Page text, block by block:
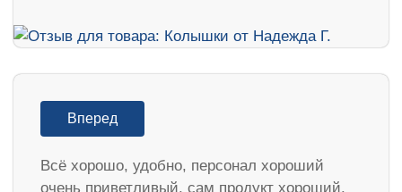
Вперед
Всё хорошо, удобно, персонал хороший
очень приветливый, сам продукт хороший.